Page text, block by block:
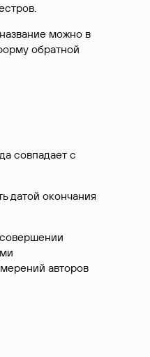
можно в
обратной
совпадает с
датой окончания
авторов